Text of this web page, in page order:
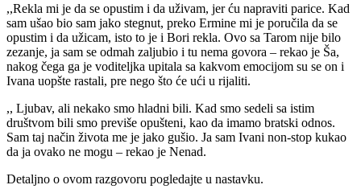
,,Rekla mi je da se opustim i da uživam, jer ću napraviti parice. Kad
sam ušao bio sam jako stegnut, preko Ermine mi je poručila da se
opustim i da užicam, isto to je i Bori rekla. Ovo sa Tarom nije bilo
zezanje, ja sam se odmah zaljubio i tu nema govora – rekao je Ša,
nakog čega ga je voditeljka upitala sa kakvom emocijom su se on i
Ivana uopšte rastali, pre nego što će ući u rijaliti.
,, Ljubav, ali nekako smo hladni bili. Kad smo sedeli sa istim
društvom bili smo previše opušteni, kao da imamo bratski odnos.
Sam taj način života me je jako gušio. Ja sam Ivani non-stop kukao
da ja ovako ne mogu – rekao je Nenad.
Detaljno o ovom razgovoru pogledajte u nastavku.